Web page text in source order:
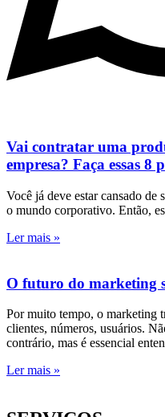
Vai contratar uma
empresa? Faça essas 8
Você já deve estar cansado de
o mundo corporativo. Então,
Ler mais »
O futuro do marketing
Por muito tempo, o marketing
clientes, números, usuários.
contrário, mas é essencial
Ler mais »